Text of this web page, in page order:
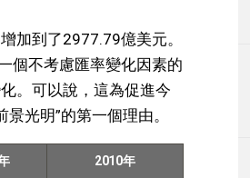
加到了2977.79億美元。
個不考慮匯率變化因素的
。可以說，這為促進今
光明”的第一個理由。
2010年